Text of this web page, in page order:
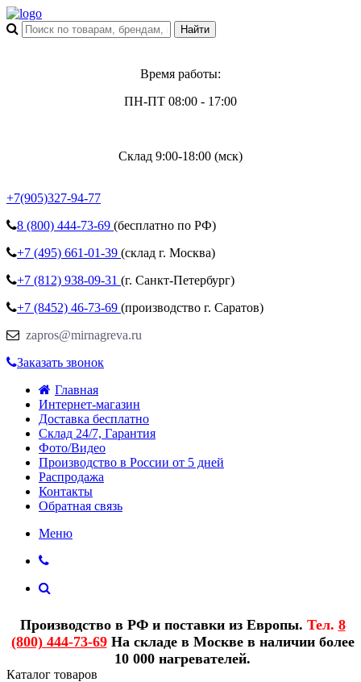
Время работы:
ПН-ПТ 08:00 - 17:00
Склад 9:00-18:00 (мск)
+7(905)327-94-77
8 (800) 444-73-69 (бесплатно по РФ)
+7 (495) 661-01-39 (склад г. Москва)
+7 (812) 938-09-31 (г. Санкт-Петербург)
+7 (8452) 46-73-69 (производство г. Саратов)
zapros@mirnagreva.ru
Заказать звонок
Главная
Интернет-магазин
Доставка бесплатно
Склад 24/7, Гарантия
Фото/Видео
Производство в России от 5 дней
Распродажа
Контакты
Обратная связь
Меню
Производство в РФ и поставки из Европы. Тел. 8
(800) 444-73-69На складе в Москве в наличии более
10 000 нагревателей.
Каталог товаров